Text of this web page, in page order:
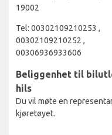
19002
Tel: 00302109210253 ,
00302109210252 ,
00306936933606
Beliggenhet til
hils
Du vil møte en
kjøretøyet.